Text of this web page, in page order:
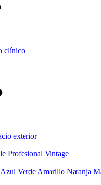
clínico
exterior
Profesional Vintage
Azul Verde Amarillo Naranja